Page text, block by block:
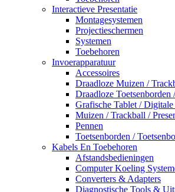
Interactieve Presentatie
Montagesystemen
Projectieschermen
Systemen
Toebehoren
Invoerapparatuur
Accessoires
Draadloze Muizen /
Draadloze Toetsenborden
Grafische Tablet / Digitale
Muizen / Trackball /
Pennen
Toetsenborden /
Kabels En Toebehoren
Afstandsbedieningen
Computer Koeling
Converters & Adapters
Diagnostische Tools &